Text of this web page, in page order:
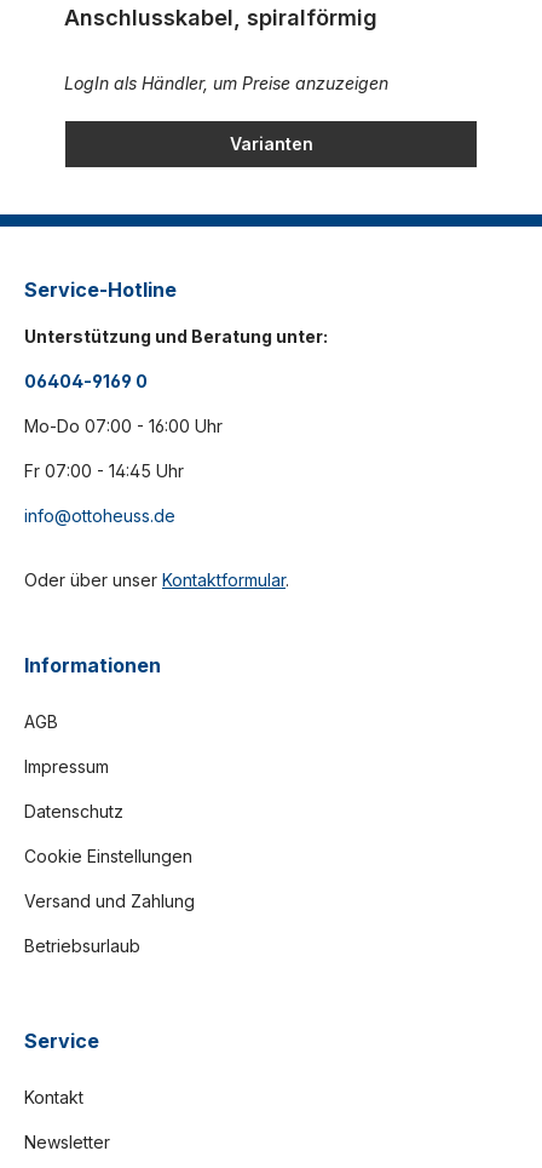
Anschlusskabel, spiralförmig
LogIn als Händler, um Preise anzuzeigen
Varianten
Service-Hotline
Unterstützung und Beratung unter:
06404-9169 0
Mo-Do 07:00 - 16:00 Uhr
Fr 07:00 - 14:45 Uhr
info@ottoheuss.de
Oder über unser Kontaktformular.
Informationen
AGB
Impressum
Datenschutz
Cookie Einstellungen
Versand und Zahlung
Betriebsurlaub
Service
Kontakt
Newsletter